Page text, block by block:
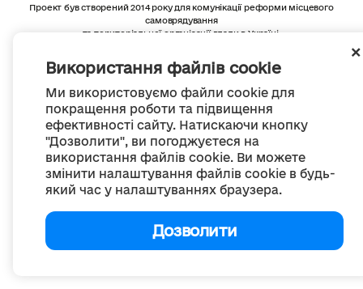
Використання файлів cookie
Ми використовуємо файли cookie для
покращення роботи та підвищення
ефективності сайту. Натискаючи кнопку
"Дозволити", ви погоджуєтеся на
використання файлів cookie. Ви можете
змінити налаштування файлів cookie в будь-
який час у налаштуваннях браузера.
Дозволити
Проект був створений 2014 року для комунікації реформи місцевого
самоврядування
та територіальної організації влади в Україні.
Весь контент доступний за ліцензією
Creative Commons Attribution 4.0 International license,
якщо не зазначено інше